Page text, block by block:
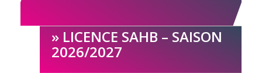
LICENCE SAHB – SAISON
2026/2027